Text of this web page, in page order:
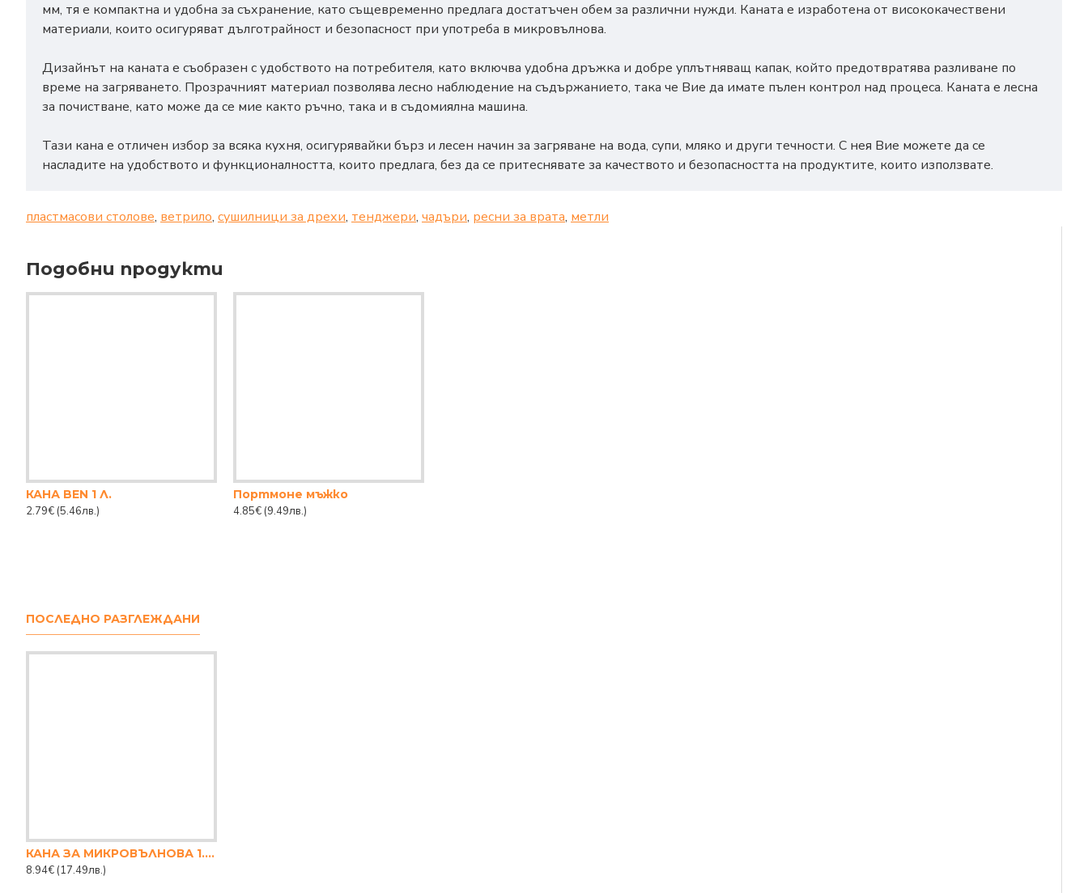
мм, тя е компактна и удобна за съхранение, като същевременно предлага достатъчен обем за различни нужди. Каната е изработена от висококачествени
материали, които осигуряват дълготрайност и безопасност при употреба в микровълнова.
Дизайнът на каната е съобразен с удобството на потребителя, като включва удобна дръжка и добре уплътняващ капак, който предотвратява разливане по
време на загряването. Прозрачният материал позволява лесно наблюдение на съдържанието, така че Вие да имате пълен контрол над процеса. Каната е лесна
за почистване, като може да се мие както ръчно, така и в съдомиялна машина.
Тази кана е отличен избор за всяка кухня, осигурявайки бърз и лесен начин за загряване на вода, супи, мляко и други течности. С нея Вие можете да се
насладите на удобството и функционалността, които предлага, без да се притеснявате за качеството и безопасността на продуктите, които използвате.
пластмасови столове, ветрило, сушилници за дрехи, тенджери, чадъри, ресни за врата, метли
Подобни продукти
КАНА BEN 1 Л.
2.79€ (5.46лв.)
Портмоне мъжко
4.85€ (9.49лв.)
ПОСЛЕДНО РАЗГЛЕЖДАНИ
КАНА ЗА МИКРОВЪЛНОВА 1.5L
8.94€ (17.49лв.)